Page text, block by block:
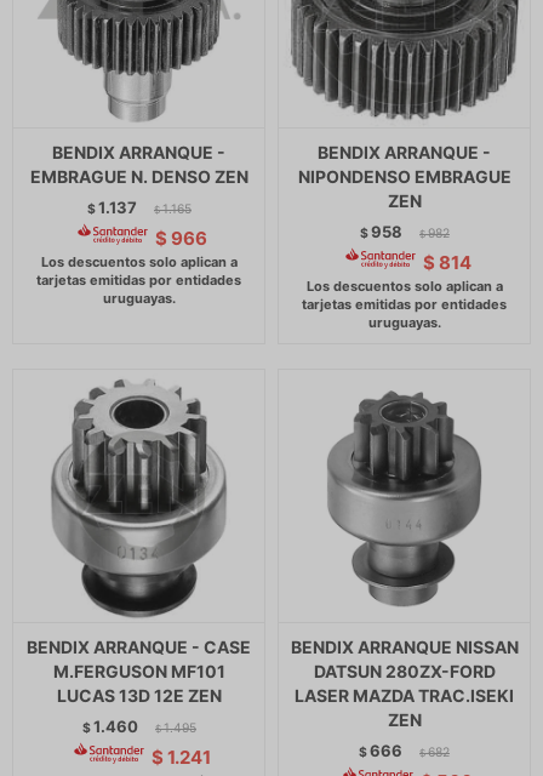
BENDIX ARRANQUE -
EMBRAGUE N. DENSO ZEN
$1.137 $ 1.165
$ 966
BENDIX ARRANQUE -
NIPONDENSO EMBRAGUE
ZEN
$958 $ 982
$ 814
BENDIX ARRANQUE - CASE
M.FERGUSON MF101
LUCAS 13D 12E ZEN
$1.460 $ 1.495
$ 1.241
BENDIX ARRANQUE NISSAN
DATSUN 280ZX-FORD
LASER MAZDA TRAC.ISEKI
ZEN
$666 $ 682